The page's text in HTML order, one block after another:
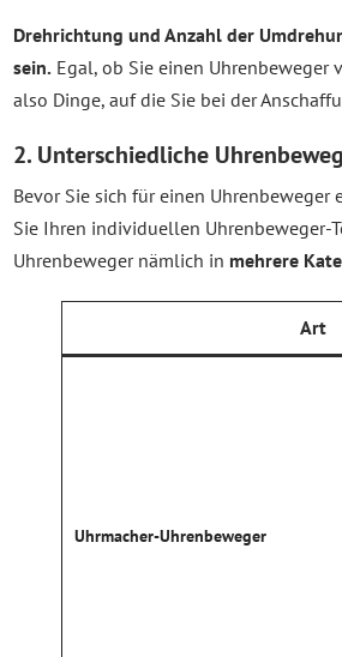
Drehrichtung und Anzahl der
sein. Egal, ob Sie einen Uhrenbeweger
also Dinge, auf die Sie bei der
2. Unterschiedliche
Bevor Sie sich für einen
Sie Ihren individuellen Uhrenbeweger-
Uhrenbeweger nämlich in mehrere
Art
Uhrmacher-Uhrenbeweger